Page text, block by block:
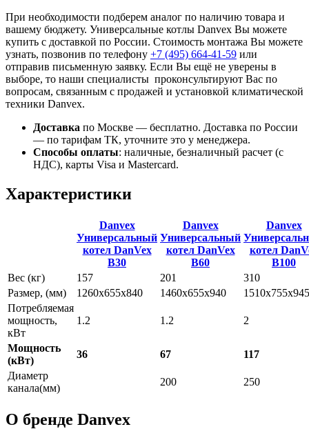
При необходимости подберем аналог по наличию товара и
вашему бюджету. Универсальные котлы Danvex Вы можете
купить с доставкой по России. Стоимость монтажа Вы можете
узнать, позвонив по телефону +7 (495) 664-41-59 или
отправив письменную заявку. Если Вы ещё не уверены в
выборе, то наши специалисты проконсультируют Вас по
вопросам, связанным с продажей и установкой климатической
техники Danvex.
Доставка по Москве — бесплатно. Доставка по России
— по тарифам ТК, уточните это у менеджера.
Способы оплаты: наличные, безналичный расчет (с
НДС), карты Visa и Mastercard.
Характеристики
Danvex
Универсальный
котел DanVex
B30
Danvex
Универсальный
котел DanVex
B60
Danvex
котел
B100
Вес (кг)
157 201
310
Размер, (мм)
1260x655x840 1460x655x940
1510x755x945
Потребляемая
мощность,
кВт
1.2 1.2 2
Мощность
(кВт)
36 67
117
Диаметр
канала(мм)
200 250
О бренде Danvex